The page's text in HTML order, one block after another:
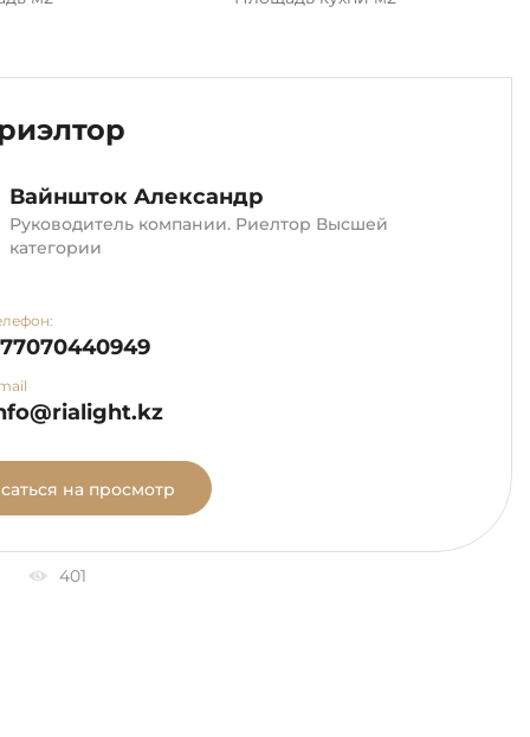
Вайншток Александр
Руководитель компании. Риелтор Высшей
категории
на просмотр
401